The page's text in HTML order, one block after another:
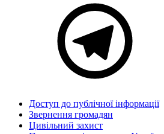
Доступ до публічної інформації
Звернення громадян
Цивільний захист